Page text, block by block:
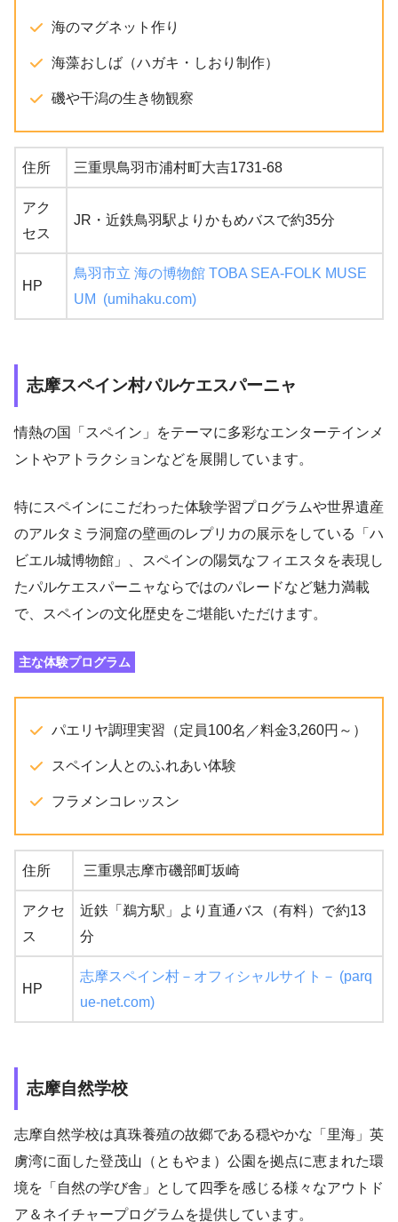
海のマグネット作り
海藻おしば（ハガキ・しおり制作）
磯や干潟の生き物観察
住所 三重県鳥羽市浦村町大吉1731-68
アク
セス
JR・近鉄鳥羽駅よりかもめバスで約35分
HP
鳥羽市立 海の博物館 TOBA SEA-FOLK MUSE
UM (umihaku.com)
志摩スペイン村パルケエスパーニャ
情熱の国「スペイン」をテーマに多彩なエンターテインメ
ントやアトラクションなどを展開しています。
特にスペインにこだわった体験学習プログラムや世界遺産
のアルタミラ洞窟の壁画のレプリカの展示をしている「ハ
ビエル城博物館」、スペインの陽気なフィエスタを表現し
たパルケエスパーニャならではのパレードなど魅力満載
で、スペインの文化歴史をご堪能いただけます。
主な体験プログラム
パエリヤ調理実習（定員100名／料金3,260円～）
スペイン人とのふれあい体験
フラメンコレッスン
住所 三重県志摩市磯部町坂崎
アクセ
ス
近鉄「鵜方駅」より直通バス（有料）で約13
分
HP
志摩スペイン村－オフィシャルサイト－ (parq
ue-net.com)
志摩自然学校
志摩自然学校は真珠養殖の故郷である穏やかな「里海」英
虜湾に面した登茂山（ともやま）公園を拠点に恵まれた環
境を「自然の学び舎」として四季を感じる様々なアウトド
ア＆ネイチャープログラムを提供しています。